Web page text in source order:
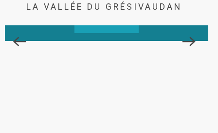
LA VALLÉE DU GRÉSIVAUDAN
lac de...